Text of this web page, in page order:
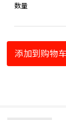
数量
添加到购物车